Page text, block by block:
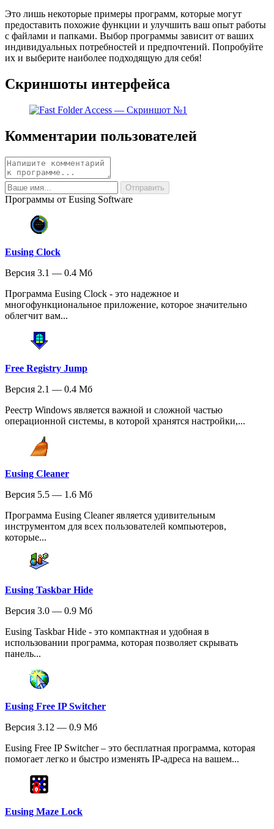
Это лишь некоторые примеры программ, которые могут
предоставить похожие функции и улучшить ваш опыт работы
с файлами и папками. Выбор программы зависит от ваших
индивидуальных потребностей и предпочтений. Попробуйте
их и выберите наиболее подходящую для себя!
Скриншоты интерфейса
Комментарии пользователей
Программы от Eusing Software
Eusing Clock
Версия 3.1 — 0.4 Мб
Программа Eusing Clock - это надежное и
многофункциональное приложение, которое значительно
облегчит вам...
Free Registry Jump
Версия 2.1 — 0.4 Мб
Реестр Windows является важной и сложной частью
операционной системы, в которой хранятся настройки,...
Eusing Cleaner
Версия 5.5 — 1.6 Мб
Программа Eusing Cleaner является удивительным
инструментом для всех пользователей компьютеров,
которые...
Eusing Taskbar Hide
Версия 3.0 — 0.9 Мб
Eusing Taskbar Hide - это компактная и удобная в
использовании программа, которая позволяет скрывать
панель...
Eusing Free IP Switcher
Версия 3.12 — 0.9 Мб
Eusing Free IP Switcher – это бесплатная программа, которая
помогает легко и быстро изменять IP-адреса на вашем...
Eusing Maze Lock